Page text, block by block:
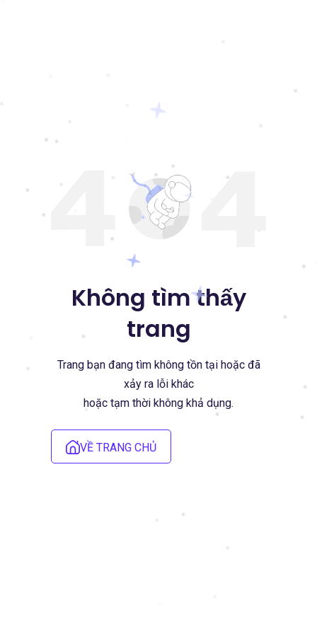
Không tìm thấy
trang
Trang bạn đang tìm không tồn tại hoặc đã
xảy ra lỗi khác
hoặc tạm thời không khả dụng.
VỀ TRANG CHỦ